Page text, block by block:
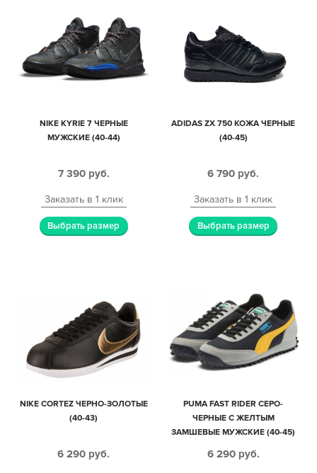
NIKE KYRIE 7 ЧЕРНЫЕ
МУЖСКИЕ (40-44)
7 390 руб.
Заказать в 1 клик
Выбрать размер
ADIDAS ZX 750 КОЖА ЧЕРНЫЕ
(40-45)
6 790 руб.
Заказать в 1 клик
Выбрать размер
NIKE CORTEZ ЧЕРНО-ЗОЛОТЫЕ
(40-43)
6 290 руб.
PUMA FAST RIDER СЕРО-
ЧЕРНЫЕ С ЖЕЛТЫМ
ЗАМШЕВЫЕ МУЖСКИЕ (40-45)
6 290 руб.